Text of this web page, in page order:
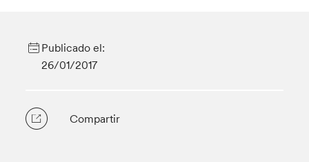
Publicado el:
26/01/2017
Compartir